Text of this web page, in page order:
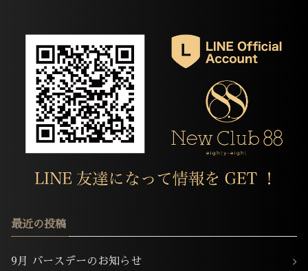
最近の投稿
9月 バースデーのお知らせ